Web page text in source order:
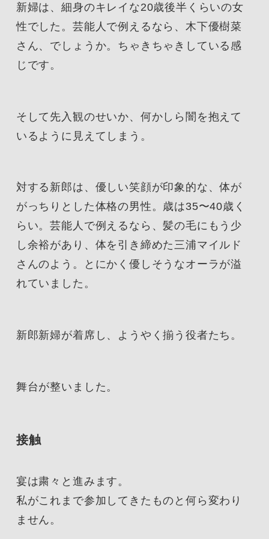
新婦は、細身のキレイな20歳後半くらいの女
性でした。芸能人で例えるなら、木下優樹菜
さん、でしょうか。ちゃきちゃきしている感
じです。
そして先入観のせいか、何かしら闇を抱えて
いるように見えてしまう。
対する新郎は、優しい笑顔が印象的な、体が
がっちりとした体格の男性。歳は35〜40歳く
らい。芸能人で例えるなら、髪の毛にもう少
し余裕があり、体を引き締めた三浦マイルド
さんのよう。とにかく優しそうなオーラが溢
れていました。
新郎新婦が着席し、ようやく揃う役者たち。
舞台が整いました。
接触
宴は粛々と進みます。
私がこれまで参加してきたものと何ら変わり
ません。